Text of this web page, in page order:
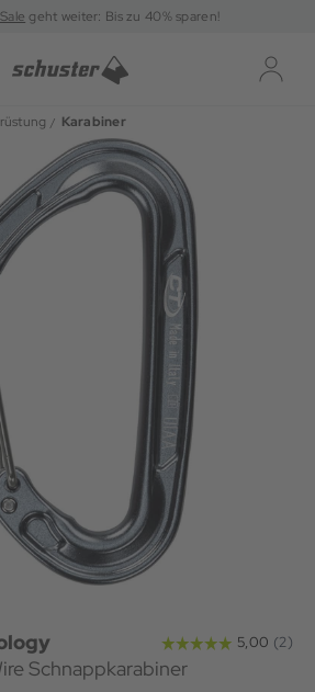
geht weiter: Bis zu 40% sparen!
Karabiner
Schnappkarabiner